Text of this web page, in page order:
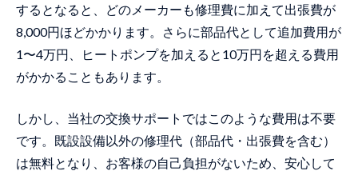
するとなると、どのメーカーも修理費に加えて出張費が
8,000円ほどかかります。さらに部品代として追加費用が
1〜4万円、ヒートポンプを加えると10万円を超える費用
がかかることもあります。
しかし、当社の交換サポートではこのような費用は不要
です。既設設備以外の修理代（部品代・出張費を含む）
は無料となり、お客様の自己負担がないため、安心して